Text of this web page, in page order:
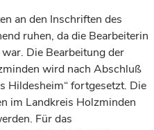
an den Inschriften des
ruhen, da die Bearbeiterin
Die Bearbeitung der
wird nach Abschluß
Hildesheim“ fortgesetzt. Die
im Landkreis Holzminden
Für das